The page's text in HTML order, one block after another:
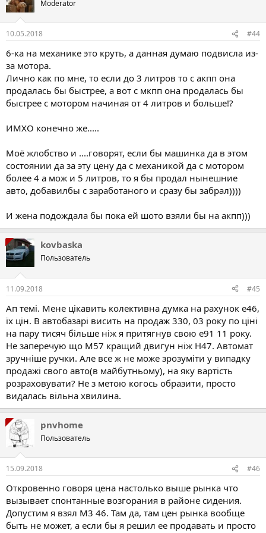
Moderator
10.05.2018 #44
6-ка на механике это круть, а данная думаю подвисла из-
за мотора.
Лично как по мне, то если до 3 литров то с акпп она
продалась бы быстрее, а вот с мкпп она продалась бы
быстрее с мотором начиная от 4 литров и больше!?
ИМХО конечно же.....
Моё жлобство и ....говорят, если бы машинка да в этом
состоянии да за эту цену да с механикой да с мотором
более 4 а мож и 5 литров, то я бы продал нынешние
авто, добавилбы с заработаного и сразу бы забрал))))
И жена подождала бы пока ей шото взяли бы на акпп)))
kovbaska
Пользователь
11.09.2018 #45
Ап темі. Мене цікавить колективна думка на рахунок е46,
їх цін. В автобазарі висить на продаж 330, 03 року по ціні
на пару тисяч більше ніж я притягнув свою е91 11 року.
Не заперечую що М57 кращий двигун ніж Н47. Автомат
зручніше ручки. Але все ж не може зрозуміти у випадку
продажі свого авто(в майбутньому), на яку вартість
розраховувати? Не з метою когось образити, просто
видалась вільна хвилина.
pnvhome
Пользователь
15.09.2018 #46
Откровенно говоря цена настолько выше рынка что
вызывает спонтанные возгорания в районе сидения.
Допустим я взял М3 46. Там да, там цен рынка вообще
быть не может, а если бы я решил ее продавать и просто